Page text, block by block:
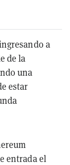
a
de la
una
estar
entrada el